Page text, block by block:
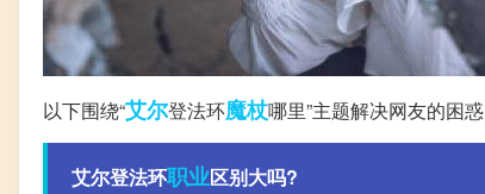
以下围绕“艾尔登法环魔杖哪里”主题解决网友的困惑
艾尔登法环职业区别大吗?